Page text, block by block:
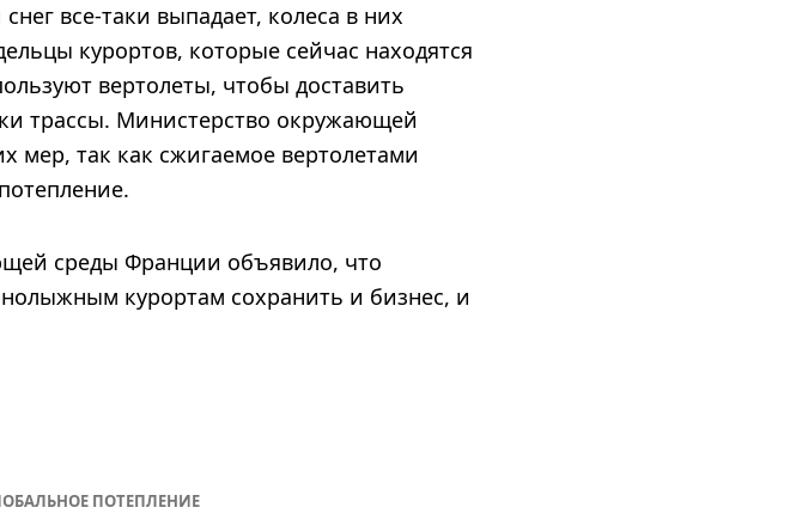
все-таки выпадает, колеса в них
курортов, которые сейчас находятся
вертолеты, чтобы доставить
трассы. Министерство окружающей
мер, так как сжигаемое вертолетами
среды Франции объявило, что
курортам сохранить и бизнес, и
ПОТЕПЛЕНИЕ